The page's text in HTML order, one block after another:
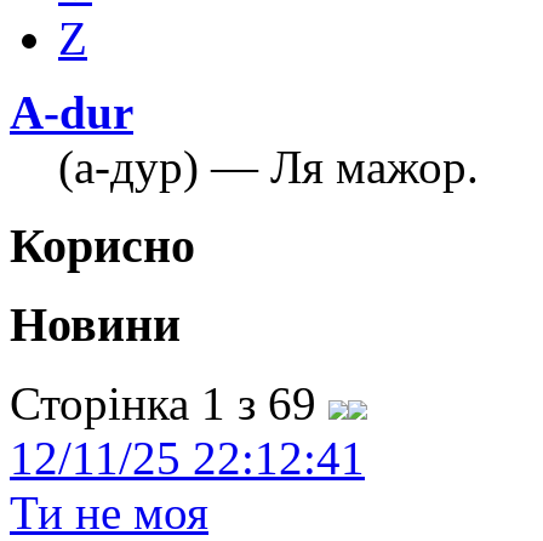
Z
A-dur
(а-дур) — Ля мажор.
Корисно
Новини
Сторінка 1 з 69
12/11/25 22:12:41
Ти не моя